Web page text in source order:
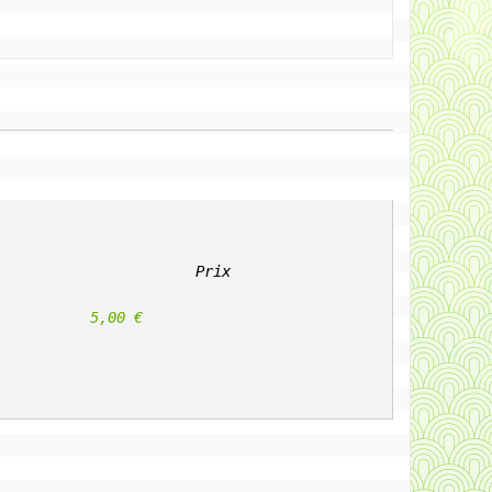
Prix
					5,00 €